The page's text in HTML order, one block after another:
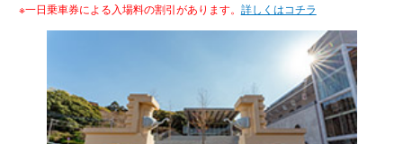
※一日乗車券による入場料の割引があります。 詳しくはコチラ